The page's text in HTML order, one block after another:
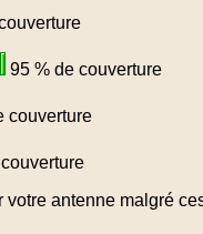
95 % de couverture
couverture
antenne malgré